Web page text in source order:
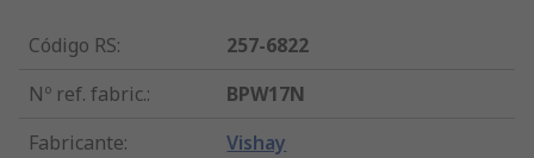
Código RS:
257-6822
Nº ref. fabric.:
BPW17N
Fabricante: Vishay